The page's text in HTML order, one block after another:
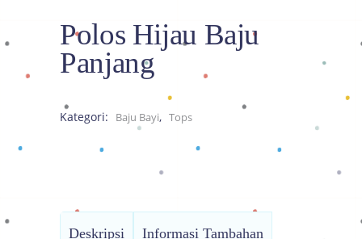
Polos Hijau Baju
Panjang
Kategori: Baju Bayi, Tops
Deskripsi Informasi Tambahan